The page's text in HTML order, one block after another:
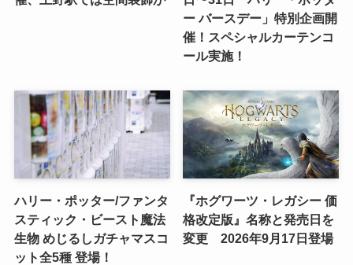
ー バースデー」特別企画開
催！スペシャルカーテンコ
ール実施！
ハリー・ポッター/ファンタ
スティック・ビースト魔法
生物 めじるしガチャマスコ
ット全5種 登場！
『ホグワーツ・レガシー 価
格改定版』名称と発売日を
変更 2026年9月17日登場